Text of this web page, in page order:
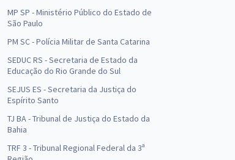
MP SP - Ministério Público do Estado de
São Paulo
PM SC - Polícia Militar de Santa Catarina
SEDUC RS - Secretaria de Estado da
Educação do Rio Grande do Sul
SEJUS ES - Secretaria da Justiça do
Espírito Santo
TJ BA - Tribunal de Justiça do Estado da
Bahia
TRF 3 - Tribunal Regional Federal da 3ª